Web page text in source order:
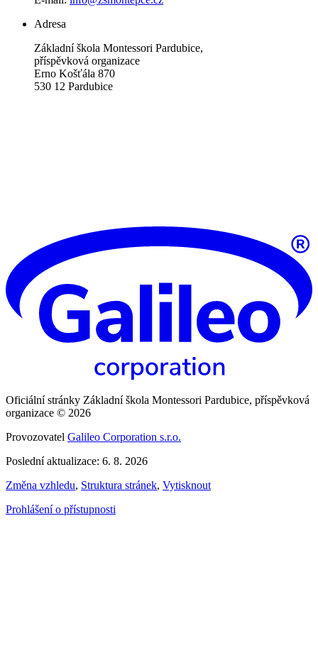
Adresa
Základní škola Montessori Pardubice,
příspěvková organizace
Erno Košťála 870
530 12 Pardubice
Oficiální stránky Základní škola Montessori Pardubice, příspěvková
organizace © 2026
Provozovatel Galileo Corporation s.r.o.
Poslední aktualizace: 6. 8. 2026
Změna vzhledu, Struktura stránek, Vytisknout
Prohlášení o přístupnosti